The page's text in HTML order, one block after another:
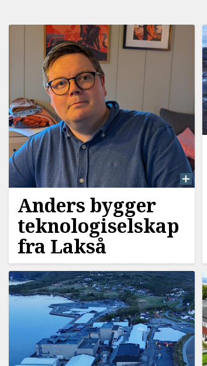
Anders bygger
teknologiselskap
fra Lakså